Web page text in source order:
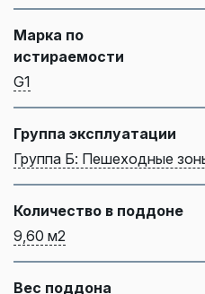
Марка по
истираемости
G1
Группа эксплуатации
Группа Б: Пешеходные
Количество в поддоне
9,60 м2
Вес поддона